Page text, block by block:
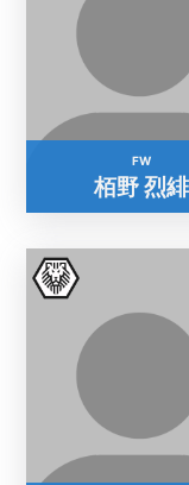
FW
栢野 烈緋